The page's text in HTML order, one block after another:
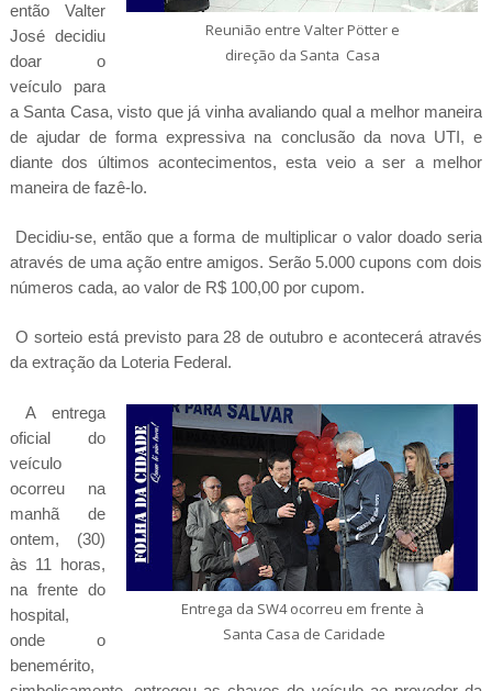
Reunião entre Valter Pötter e
direção da Santa Casa
então Valter
José decidiu
doar o
veículo para
a Santa Casa, visto que já vinha avaliando qual a melhor maneira
de ajudar de forma expressiva na conclusão da nova UTI, e
diante dos últimos acontecimentos, esta veio a ser a melhor
maneira de fazê-lo.
Decidiu-se, então que a forma de multiplicar o valor doado seria
através de uma ação entre amigos. Serão 5.000 cupons com dois
números cada, ao valor de R$ 100,00 por cupom.
O sorteio está previsto para 28 de outubro e acontecerá através
da extração da Loteria Federal.
Entrega da SW4 ocorreu em frente à
Santa Casa de Caridade
A entrega
oficial do
veículo
ocorreu na
manhã de
ontem, (30)
às 11 horas,
na frente do
hospital,
onde o
benemérito,